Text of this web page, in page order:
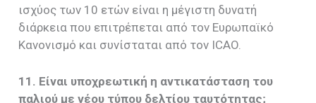
ισχύος των 10 ετών είναι η μέγιστη δυνατή
διάρκεια που επιτρέπεται από τον Ευρωπαϊκό
Κανονισμό και συνίσταται από τον ICAO.
11. Είναι υποχρεωτική η αντικατάσταση του
παλιού με νέου τύπου δελτίου ταυτότητας;